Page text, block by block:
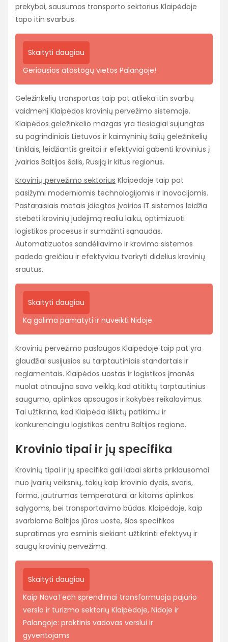
prekybai, sausumos transporto sektorius Klaipėdoje
tapo itin svarbus.
Skaityti daugiau
Geriausios atostogų vietos Palangoje!
Geležinkelių transportas taip pat atlieka itin svarbų
vaidmenį Klaipėdos krovinių pervežimo sistemoje.
Klaipėdos geležinkelio mazgas yra tiesiogiai sujungtas
su pagrindiniais Lietuvos ir kaimyninių šalių geležinkelių
tinklais, leidžiantis greitai ir efektyviai gabenti krovinius į
įvairias Baltijos šalis, Rusiją ir kitus regionus.
Krovinių pervežimo sektorius Klaipėdoje taip pat
pasižymi moderniomis technologijomis ir inovacijomis.
Pastaraisiais metais įdiegtos įvairios IT sistemos leidžia
stebėti krovinių judėjimą realiu laiku, optimizuoti
logistikos procesus ir sumažinti sąnaudas.
Automatizuotos sandėliavimo ir krovimo sistemos
padeda greičiau ir efektyviau tvarkyti didelius krovinių
srautus.
Skaityti daugiau
Ką galima pamatyti ir nuveikti Nidoje
Krovinių pervežimo paslaugos Klaipėdoje taip pat yra
glaudžiai susijusios su tarptautiniais standartais ir
reglamentais. Klaipėdos uostas ir logistikos įmonės
nuolat atnaujina savo veiklą, kad atitiktų tarptautinius
saugumo, aplinkos apsaugos ir kokybės reikalavimus.
Tai užtikrina, kad Klaipėda išliktų patikimu ir
konkurencingiu logistikos centru Baltijos regione.
Krovinio tipai ir jų specifika
Krovinių tipai ir jų specifika gali labai skirtis priklausomai
nuo įvairių veiksnių, tokių kaip krovinio dydis, svoris,
forma, jautrumas temperatūrai ar kitoms aplinkos
sąlygoms, bei transportavimo būdas. Klaipėdoje, kaip
svarbiame Baltijos jūros uoste, šios specifikos
supratimas yra esminis siekiant užtikrinti efektyvų ir
saugų krovinių pervežimą.
Skaityti daugiau
Kaip NovaTech sprendimai transformuoja pajūrio
verslo ir turizmo sektorių Klaipėdoje, Nidoje ir
Palangoje: praktinis vadovas verslui ir
gyventojams